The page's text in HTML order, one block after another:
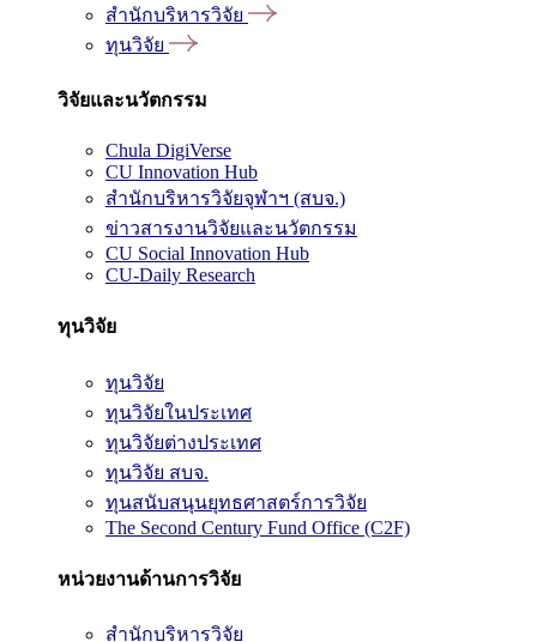
สำนักบริหารวิจัย
ทุนวิจัย
วิจัยและนวัตกรรม
Chula DigiVerse
CU Innovation Hub
สำนักบริหารวิจัยจุฬาฯ (สบจ.)
ข่าวสารงานวิจัยและนวัตกรรม
CU Social Innovation Hub
CU-Daily Research
ทุนวิจัย
ทุนวิจัย
ทุนวิจัยในประเทศ
ทุนวิจัยต่างประเทศ
ทุนวิจัย สบจ.
ทุนสนับสนุนยุทธศาสตร์การวิจัย
The Second Century Fund Office (C2F)
หน่วยงานด้านการวิจัย
สำนักบริหารวิจัย